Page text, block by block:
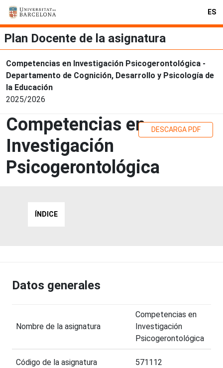
ES
Plan Docente de la asignatura
Competencias en Investigación Psicogerontológica -
Departamento de Cognición, Desarrollo y Psicología de
la Educación
2025/2026
Competencias en
Investigación
Psicogerontológica
DESCARGA PDF
ÍNDICE
Datos generales
Nombre de la asignatura
Competencias en
Investigación
Psicogerontológica
Código de la asignatura 571112